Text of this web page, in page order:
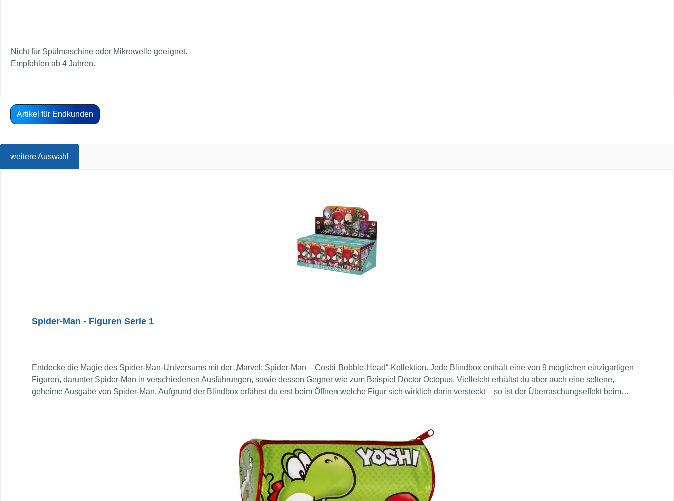
Nicht für Spülmaschine oder Mikrowelle geeignet.
Empfohlen ab 4 Jahren.
Artikel für Endkunden
weitere Auswahl
Spider-Man - Figuren Serie 1
Entdecke die Magie des Spider-Man-Universums mit der „Marvel: Spider-Man – Cosbi Bobble-Head“-Kollektion. Jede Blindbox enthält eine von 9 möglichen einzigartigen
Figuren, darunter Spider-Man in verschiedenen Ausführungen, sowie dessen Gegner wie zum Beispiel Doctor Octopus. Vielleicht erhältst du aber auch eine seltene,
geheime Ausgabe von Spider-Man. Aufgrund der Blindbox erfährst du erst beim Öffnen welche Figur sich wirklich darin versteckt – so ist der Überraschungseffekt beim